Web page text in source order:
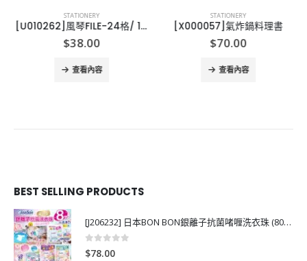
STATIONERY
[U010262]風琴FILE-24格/ 12 格 文件夾
$38.00
查看內容
STATIONERY
[X000057]氣炸鍋料理書
$70.00
查看內容
BEST SELLING PRODUCTS
[J206232] 日本BON BON銀離子抗菌啫喱洗衣珠 (80粒)
0out of 5
$78.00